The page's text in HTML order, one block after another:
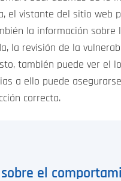
el vistante del sitio web
la información sobre
la revisión de la
también puede ver el
a ello puede
correcta.
el